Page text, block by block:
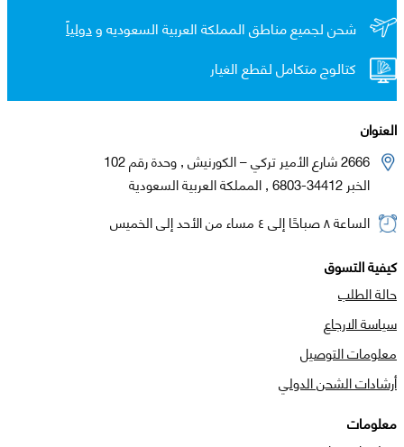
شحن لجميع مناطق المملكة العربية السعوديه ودولياً
كتالوج متكامل لقطع الغيار
العنوان
2666 شارع الأمير تركي – الكورنيش , وحدة رقم 102
الخبر 34412-6803 , المملكة العربية السعودية
الساعة ٨ صباحًا إلى ٤ مساء من الأحد إلى الخميس
كيفية التسوق
حالة الطلب
سياسة الارجاع
معلومات التوصيل
أرشادات الشحن الدولي
معلومات